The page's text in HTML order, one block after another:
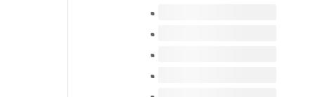
このタイトルの巻号